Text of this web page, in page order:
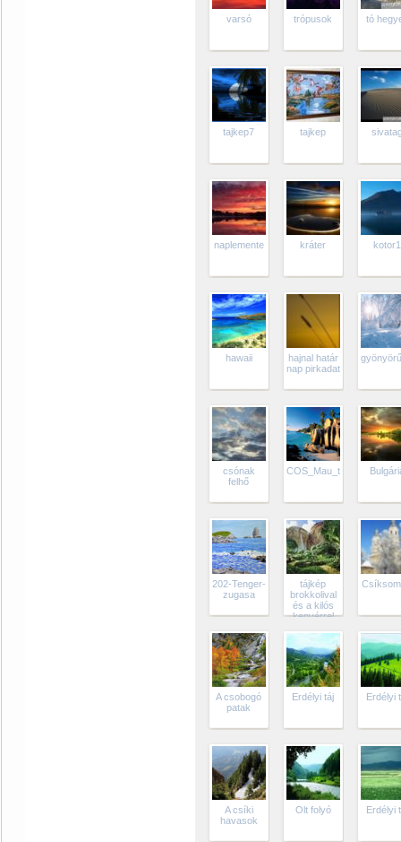
varsó trópusok tó
tajkep7 tajkep
naplemente kráter kotor1
hawaii
hajnal határ
nap pirkadat
csónak
felhő
COS_Mau_tajkep
202-Tenger-
zugasa
tájkép
brokkolival
és a kilós
kenyérrel
A csobogó
patak
Erdélyi táj Erdélyi
A csíki
havasok
Olt folyó Erdélyi